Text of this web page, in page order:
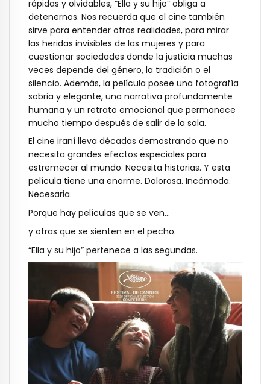
rápidas y olvidables, “Ella y su hijo” obliga a
detenernos. Nos recuerda que el cine también
sirve para entender otras realidades, para mirar
las heridas invisibles de las mujeres y para
cuestionar sociedades donde la justicia muchas
veces depende del género, la tradición o el
silencio. Además, la película posee una fotografía
sobria y elegante, una narrativa profundamente
humana y un retrato emocional que permanece
mucho tiempo después de salir de la sala.
El cine iraní lleva décadas demostrando que no
necesita grandes efectos especiales para
estremecer al mundo. Necesita historias. Y esta
película tiene una enorme. Dolorosa. Incómoda.
Necesaria.
Porque hay películas que se ven…
y otras que se sienten en el pecho.
“Ella y su hijo” pertenece a las segundas.